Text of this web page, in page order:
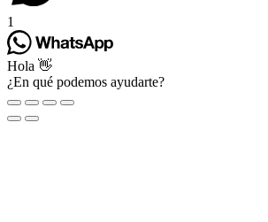
1
Hola 👋
¿En qué podemos ayudarte?